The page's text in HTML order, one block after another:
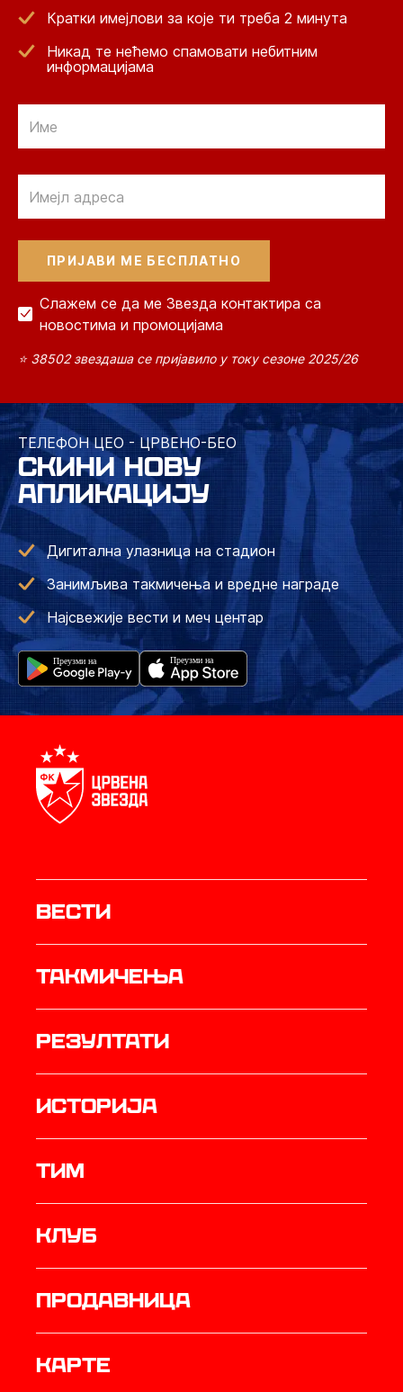
Кратки имејлови за које ти треба 2 минута
Никад те нећемо спамовати небитним
информацијама
Слажем се да ме Звезда контактира са
новостима и промоцијама
⭐ 38502 звездаша се пријавило у току сезоне 2025/26
ТЕЛЕФОН ЦЕО - ЦРВЕНО-БЕО
СКИНИ НОВУ
АПЛИКАЦИЈУ
Дигитална улазница на стадион
Занимљива такмичења и вредне награде
Најсвежије вести и меч центар
Вести
Такмичења
резултати
историја
ТИМ
Клуб
продавница
Карте